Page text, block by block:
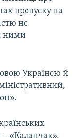
пропуску на
не
ними
Україною й
– «Каланчак»,